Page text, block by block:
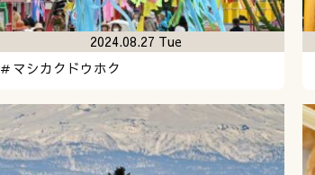
＃マシカクドウホク
2024.08.27 Tue